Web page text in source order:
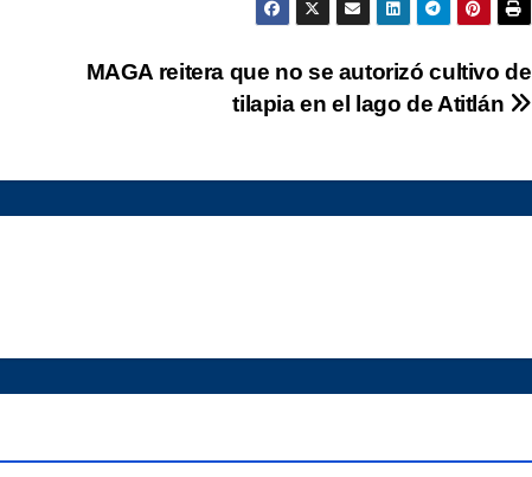
MAGA reitera que no se autorizó cultivo de
tilapia en el lago de Atitlán